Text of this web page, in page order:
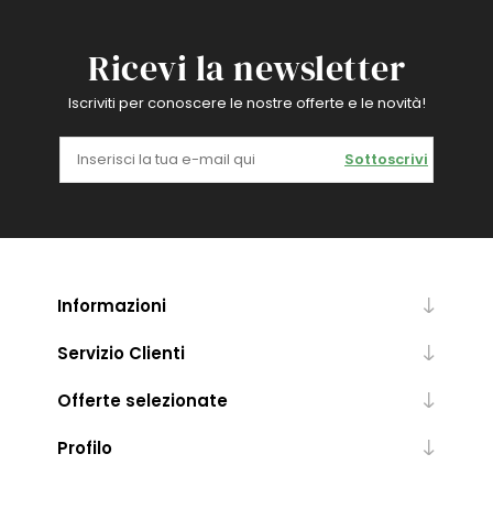
Ricevi la newsletter
Iscriviti per conoscere le nostre offerte e le novità!
Sottoscrivi
Informazioni
Servizio Clienti
Offerte selezionate
Profilo